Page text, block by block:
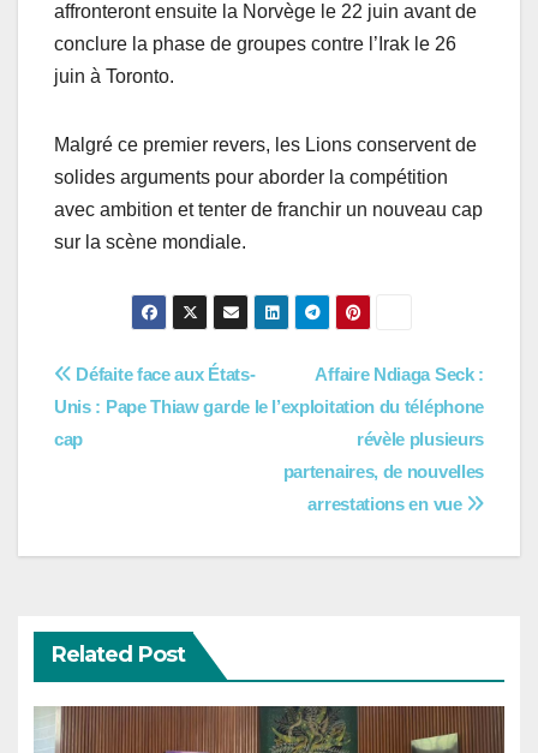
affronteront ensuite la Norvège le 22 juin avant de
conclure la phase de groupes contre l’Irak le 26
juin à Toronto.
Malgré ce premier revers, les Lions conservent de
solides arguments pour aborder la compétition
avec ambition et tenter de franchir un nouveau cap
sur la scène mondiale.
Navigation
de
Affaire Ndiaga Seck :
l’exploitation du téléphone
révèle plusieurs
partenaires, de nouvelles
arrestations en vue
Défaite face aux États-
Unis : Pape Thiaw garde le
cap
Related Post